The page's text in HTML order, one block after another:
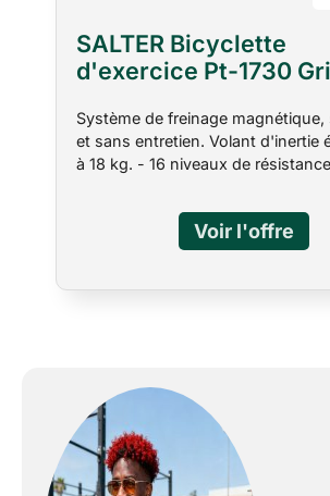
SALTER Bicyclette
d'exercice Pt-1730
Magnétique
Volant d'Inertie 12
Programmes Prédéfinis
Système de freinage magnétique,
et sans entretien. Volant d'inertie
à 18 kg. - 16 niveaux de
distance, vitesse, calories, pouls,
Odomètre et WATT. Comprend
TEST RECOVERY
programme utilisateur Support
ou téléphone portable sur le
commande. Double système de
pouls : mesure du pouls par
contact intégrés dans le guidon et